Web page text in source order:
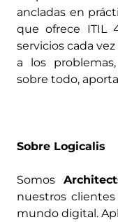
ancladas en
que ofrece ITIL
servicios cada
a los
sobre todo,
Sobre Logicalis
Somos
nuestros
mundo digital.